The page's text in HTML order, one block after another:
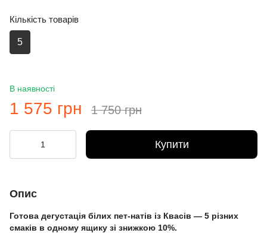
Кількість товарів
5
В наявності
1 575 грн 1 750 грн
Купити
Опис
Готова дегустація білих пет-натів із Квасів — 5 різних
смаків в одному ящику зі знижкою 10%.